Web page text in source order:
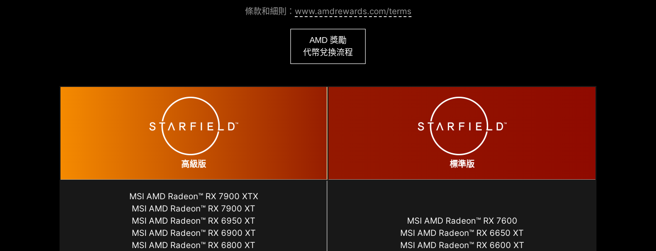
條款和細則： www.amdrewards.com/terms
AMD 獎勵
代幣兌換流程
高級版 標準版
MSI AMD Radeon™ RX 7900 XTX
MSI AMD Radeon™ RX 7900 XT
MSI AMD Radeon™ RX 6950 XT
MSI AMD Radeon™ RX 6900 XT
MSI AMD Radeon™ RX 6800 XT
MSI AMD Radeon™ RX 7600
MSI AMD Radeon™ RX 6650 XT
MSI AMD Radeon™ RX 6600 XT